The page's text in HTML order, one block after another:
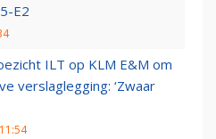
E2
ILT op KLM E&M om
verslaglegging: ‘Zwaar